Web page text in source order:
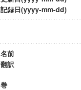
記録日(yyyy-mm-dd)
名前
翻訳
巻